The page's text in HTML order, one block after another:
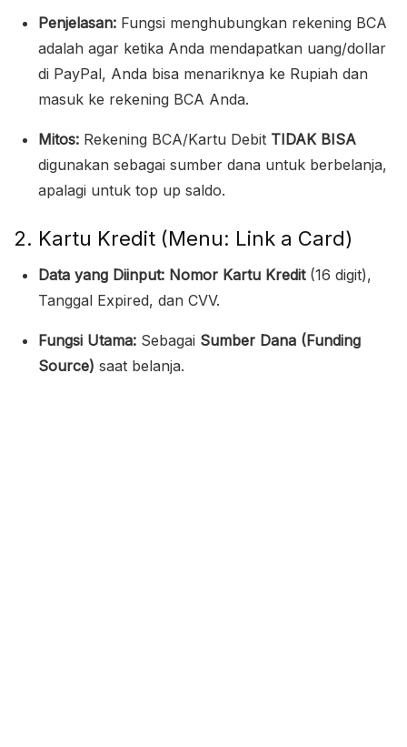
Penjelasan: Fungsi menghubungkan rekening BCA
adalah agar ketika Anda mendapatkan uang/dollar
di PayPal, Anda bisa menariknya ke Rupiah dan
masuk ke rekening BCA Anda.
Mitos: Rekening BCA/Kartu Debit TIDAK BISA
digunakan sebagai sumber dana untuk berbelanja,
apalagi untuk top up saldo.
2. Kartu Kredit (Menu: Link a Card)
Data yang Diinput: Nomor Kartu Kredit(16 digit),
Tanggal Expired, dan CVV.
Fungsi Utama: Sebagai Sumber Dana (Funding
Source) saat belanja.